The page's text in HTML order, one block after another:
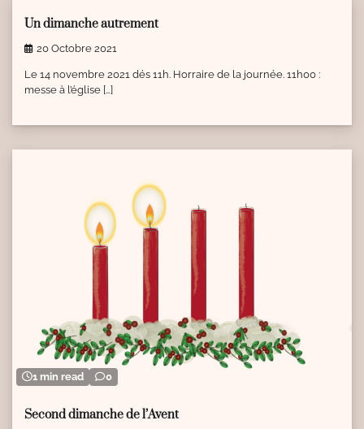
Un dimanche autrement
20 Octobre 2021
Le 14 novembre 2021 dés 11h. Horraire de la journée. 11h00 :
messe à l’église […]
1 min read 0
Second dimanche de l’Avent